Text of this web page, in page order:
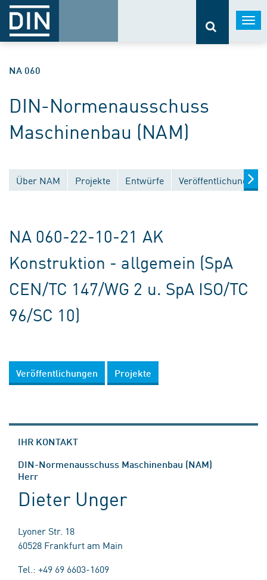
NA 060
DIN-Normenausschuss
Maschinenbau (NAM)
Über NAM Projekte Entwürfe Veröffentlichungen
NA 060-22-10-21 AK
Konstruktion - allgemein (SpA
CEN/TC 147/WG 2 u. SpA ISO/TC
96/SC 10)
Veröffentlichungen Projekte
IHR KONTAKT
DIN-Normenausschuss Maschinenbau (NAM)
Herr
Dieter Unger
Lyoner Str. 18
60528 Frankfurt am Main
Tel.: +49 69 6603-1609